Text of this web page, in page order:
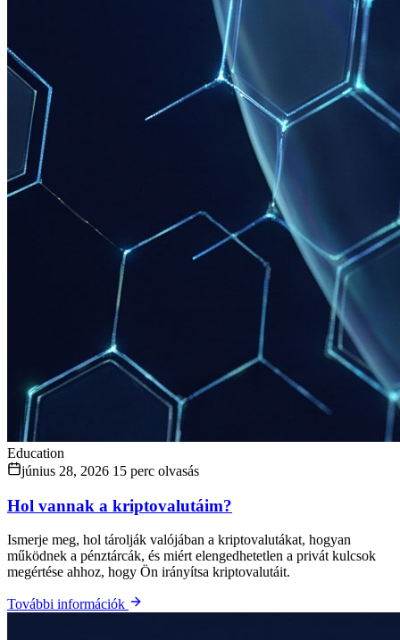
Education
június 28, 2026 15 perc olvasás
Hol vannak a kriptovalutáim?
Ismerje meg, hol tárolják valójában a kriptovalutákat, hogyan
működnek a pénztárcák, és miért elengedhetetlen a privát kulcsok
megértése ahhoz, hogy Ön irányítsa kriptovalutáit.
További információk